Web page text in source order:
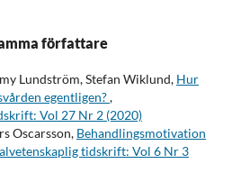
författare
Lundström, Stefan Wiklund, Hur
egentligen?,
Vol 27 Nr 2 (2020)
Oscarsson, Behandlingsmotivation
tidskrift: Vol 6 Nr 3